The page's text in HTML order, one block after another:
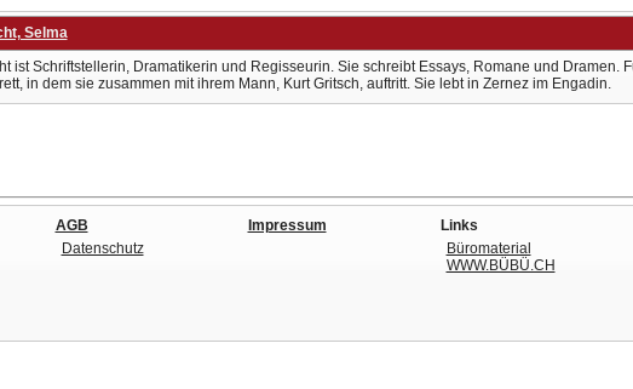
Selma
ist Schriftstellerin, Dramatikerin und Regisseurin. Sie schreibt Essays, Romane und
in dem sie zusammen mit ihrem Mann, Kurt Gritsch, auftritt. Sie lebt in Zernez im Engadin.
AGB
Datenschutz
Impressum
Links
Büromaterial
WWW.BÜBÜ.CH